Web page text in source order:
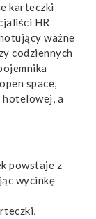
karteczki
HR
ważne
codziennych
space,
hotelowej, a
powstaje z
wycinkę